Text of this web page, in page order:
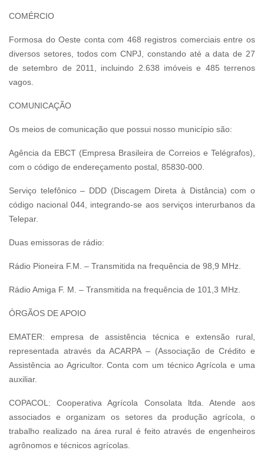
COMÉRCIO
Formosa do Oeste conta com 468 registros comerciais entre os
diversos setores, todos com CNPJ, constando até a data de 27
de setembro de 2011, incluindo 2.638 imóveis e 485 terrenos
vagos.
COMUNICAÇÃO
Os meios de comunicação que possui nosso município são:
Agência da EBCT (Empresa Brasileira de Correios e Telégrafos),
com o código de endereçamento postal, 85830-000.
Serviço telefônico – DDD (Discagem Direta à Distância) com o
código nacional 044, integrando-se aos serviços interurbanos da
Telepar.
Duas emissoras de rádio:
Rádio Pioneira F.M. – Transmitida na frequência de 98,9 MHz.
Rádio Amiga F. M. – Transmitida na frequência de 101,3 MHz.
ÓRGÃOS DE APOIO
EMATER: empresa de assistência técnica e extensão rural,
representada através da ACARPA – (Associação de Crédito e
Assistência ao Agricultor. Conta com um técnico Agrícola e uma
auxiliar.
COPACOL: Cooperativa Agrícola Consolata ltda. Atende aos
associados e organizam os setores da produção agrícola, o
trabalho realizado na área rural é feito através de engenheiros
agrônomos e técnicos agrícolas.